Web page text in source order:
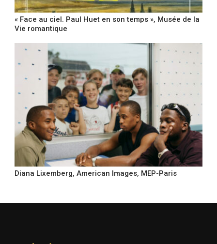
« Face au ciel. Paul Huet en son temps », Musée de la
Vie romantique
Diana Lixemberg, American Images, MEP-Paris